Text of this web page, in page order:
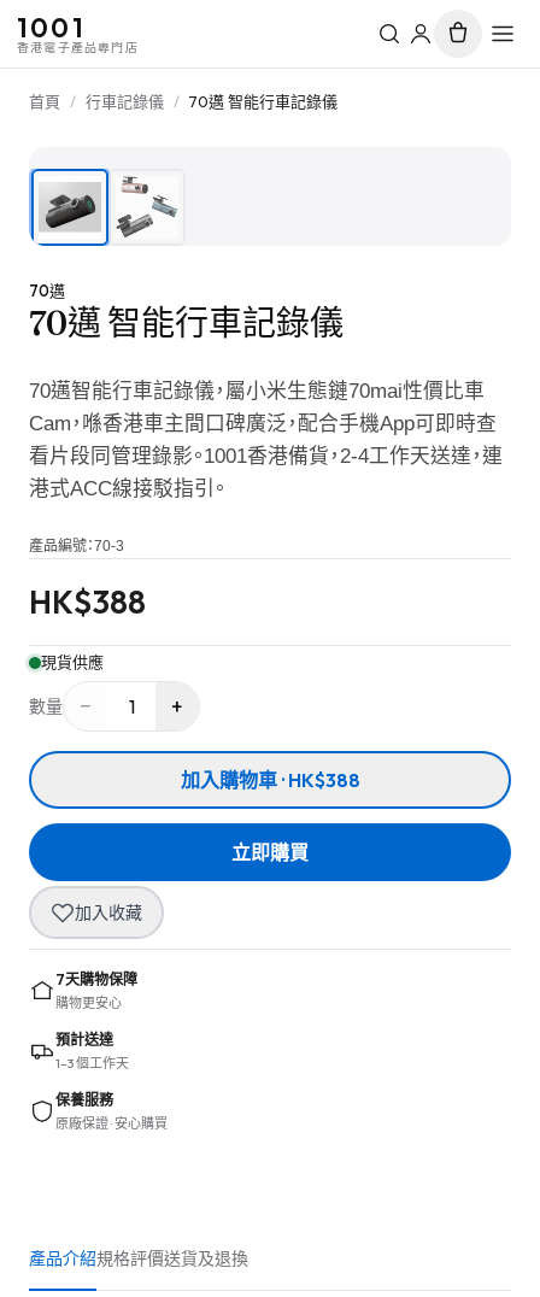
1001
香港電子產品專門店
首頁 / 行車記錄儀 / 70邁 智能行車記錄儀
70邁
70邁 智能行車記錄儀
70邁智能行車記錄儀，屬小米生態鏈70mai性價比車
Cam，喺香港車主間口碑廣泛，配合手機App可即時查
看片段同管理錄影。1001香港備貨，2-4工作天送達，連
港式ACC線接駁指引。
產品編號：70-3
HK$388
現貨供應
數量 − 1 +
加入購物車 · HK$388
立即購買
加入收藏
7天購物保障
購物更安心
預計送達
1–3 個工作天
保養服務
原廠保證 · 安心購買
產品介紹規格評價送貨及退換